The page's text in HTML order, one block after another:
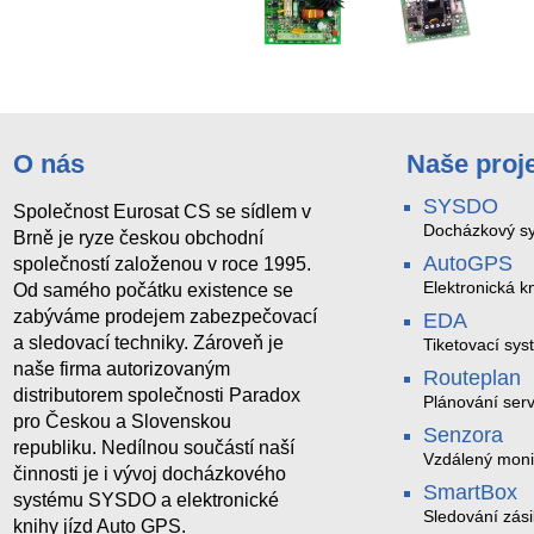
O nás
Společnost Eurosat CS se sídlem v
Brně je ryze českou obchodní
společností založenou v roce 1995.
Od samého počátku existence se
zabýváme prodejem zabezpečovací
a sledovací techniky. Zároveň je
naše firma autorizovaným
distributorem společnosti Paradox
pro Českou a Slovenskou
republiku. Nedílnou součástí naší
činnosti je i vývoj docházkového
systému SYSDO a elektronické
knihy jízd Auto GPS.
Naše
SYSDO
Docházkový
AutoGPS
Elektronická
EDA
Tiketovací
Routeplan
Plánování
Senzora
Vzdálený
SmartBox
Sledování